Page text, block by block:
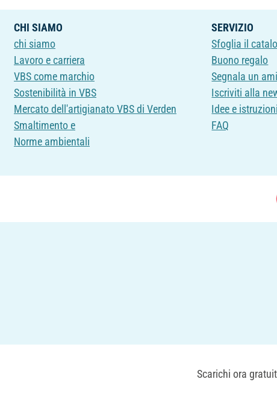
CHI SIAMO
chi siamo
Lavoro e carriera
VBS come marchio
Sostenibilità in VBS
Mercato dell'artigianato VBS di Verden
Smaltimento e
Norme ambientali
SERVIZIO
Sfoglia il
Buono regalo
Segnala un
Iscriviti alla
Idee e istruzioni
FAQ
Scarichi ora